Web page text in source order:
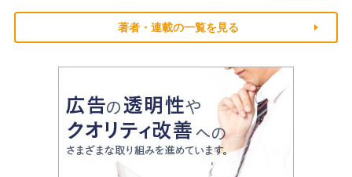
著者・連載の一覧を見る